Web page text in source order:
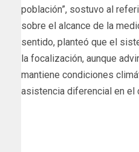
población”, sostuvo al
sobre el alcance de la
sentido, planteó que el
la focalización, aunque
mantiene condiciones
asistencia diferencial en el